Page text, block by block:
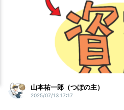
山本祐一郎（つぼの主）
2025/07/13 17:17